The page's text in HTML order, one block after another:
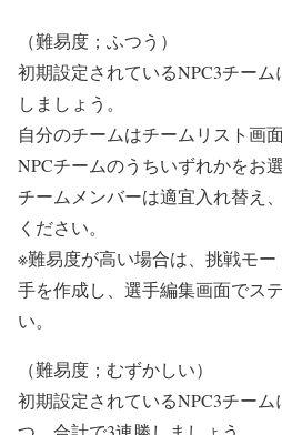
（難易度；ふつう）
初期設定されているNPC3チー
しましょう。
自分のチームはチームリスト画
NPCチームのうちいずれかをお
チームメンバーは適宜入れ替え
ください。
※難易度が高い場合は、挑戦モ
手を作成し、選手編集画面でス
い。
（難易度；むずかしい）
初期設定されているNPC3チー